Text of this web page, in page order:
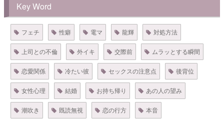
Key Word
フェチ 性癖 電マ 龍輝 対処方法
上司との不倫 外イキ 交際前 ムラッとする瞬間
恋愛関係 冷たい彼 セックスの注意点 後背位
女性心理 結婚 お持ち帰り あの人の望み
潮吹き 既読無視 恋の行方 本音